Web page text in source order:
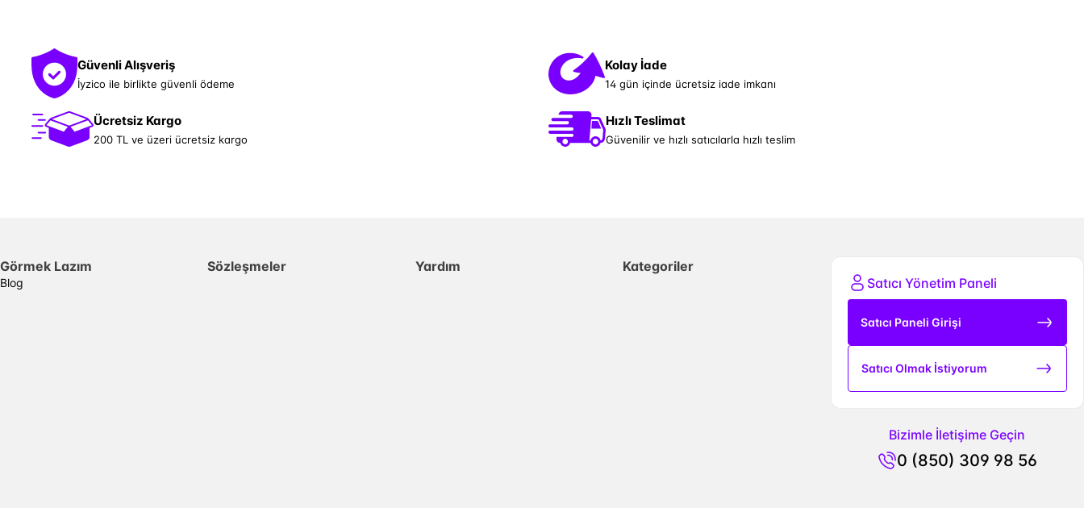
Güvenli Alışveriş
İyzico ile birlikte güvenli ödeme
Kolay İade
14 gün içinde ücretsiz iade imkanı
Ücretsiz Kargo
200 TL ve üzeri ücretsiz kargo
Hızlı Teslimat
Güvenilir ve hızlı satıcılarla hızlı teslim
Görmek Lazım
Blog
Sözleşmeler Yardım
Kategoriler
Satıcı Yönetim Paneli
Satıcı Paneli Girişi
Satıcı Olmak İstiyorum
Bizimle İletişime Geçin
0 (850) 309 98 56